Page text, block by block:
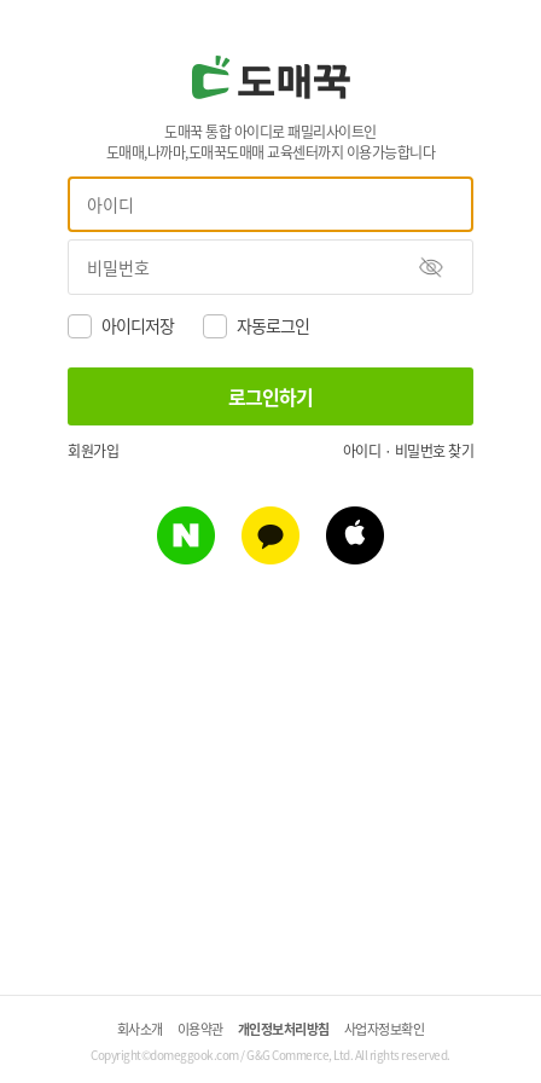
도매꾹 통합 아이디로 패밀리사이트인
도매매,나까마,도매꾹도매매 교육센터까지 이용가능합니다
아이디저장 자동로그인
회원가입 아이디 · 비밀번호 찾기
회사소개 이용약관 개인정보처리방침 사업자정보확인
Copyright©domeggook.com / G&G Commerce, Ltd. All rights reserved.